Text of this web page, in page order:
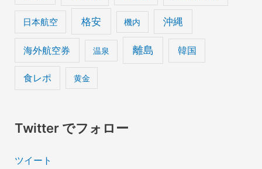
日本航空 格安 機内 沖縄
海外航空券 温泉 離島 韓国
食レポ 黄金
Twitter でフォロー
ツイート